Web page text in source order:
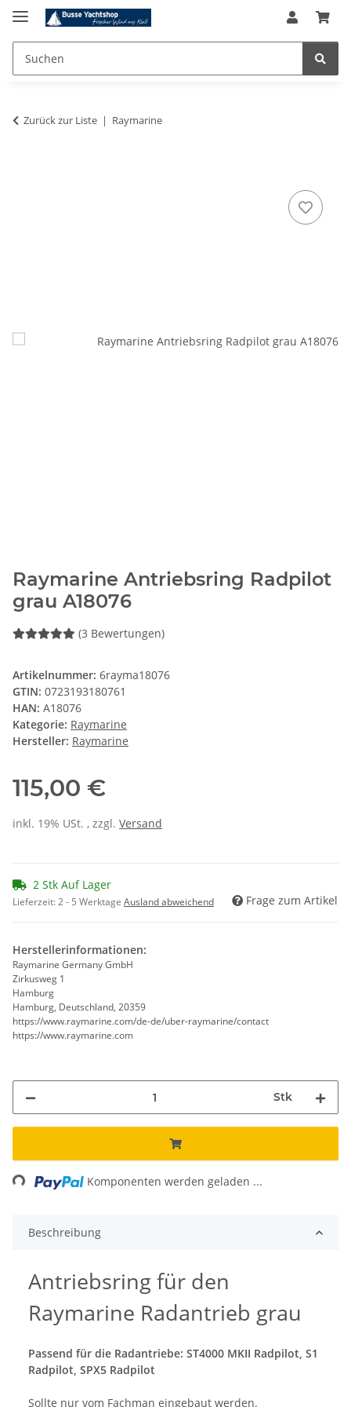
Zurück zur Liste Raymarine
Raymarine Antriebsring Radpilot
grau A18076
(3 Bewertungen)
Artikelnummer: 6rayma18076
GTIN: 0723193180761
HAN: A18076
Kategorie: Raymarine
Hersteller: Raymarine
115,00 €
inkl. 19% USt. , zzgl. Versand
2 Stk Auf Lager
Lieferzeit:2 - 5 Werktage Ausland abweichend Frage zum Artikel
Herstellerinformationen:
Raymarine Germany GmbH
Zirkusweg 1
Hamburg
Hamburg, Deutschland, 20359
https://www.raymarine.com/de-de/uber-raymarine/contact
https://www.raymarine.com
Stk
Komponenten werden geladen ...
Beschreibung
Antriebsring für den
Raymarine Radantrieb grau
Passend für die Radantriebe: ST4000 MKII Radpilot, S1
Radpilot, SPX5 Radpilot
Sollte nur vom Fachman eingebaut werden.